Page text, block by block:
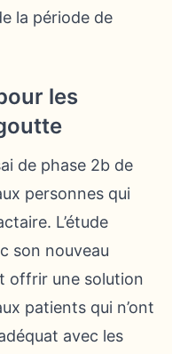
la période de
les
de phase 2b de
personnes qui
L’étude
son nouveau
offrir une solution
patients qui n’ont
avec les